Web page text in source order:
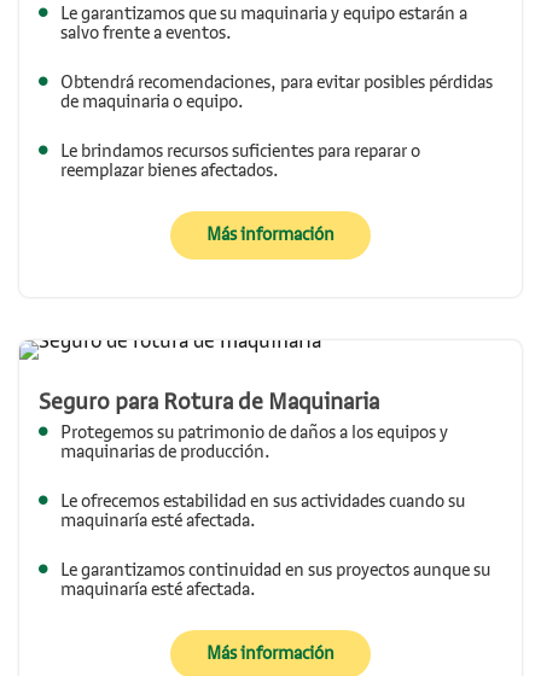
Le garantizamos que su maquinaria y equipo estarán a
salvo frente a eventos.
Obtendrá recomendaciones, para evitar posibles pérdidas
de maquinaria o equipo.
Le brindamos recursos suficientes para reparar o
reemplazar bienes afectados.
Más informaciónsobre Seguro para
Seguro para Rotura de Maquinaria
Protegemos su patrimonio de daños a los equipos y
maquinarias de producción.
Le ofrecemos estabilidad en sus actividades cuando su
maquinaría esté afectada.
Le garantizamos continuidad en sus proyectos aunque su
maquinaría esté afectada.
Más informaciónsobre Seguro para Rotura